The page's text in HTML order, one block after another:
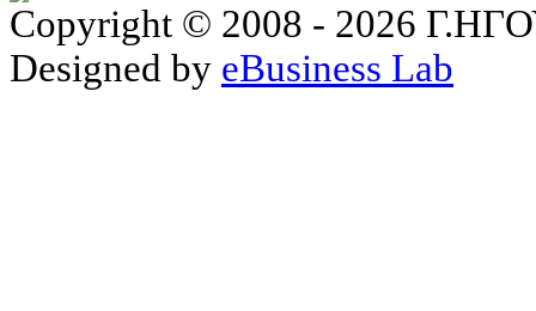
Copyright © 2008 - 2026
Designed by eBusiness Lab